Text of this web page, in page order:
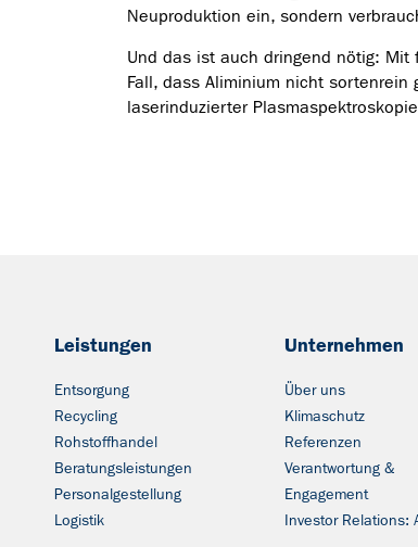
Neuproduktion ein, sondern
Und das ist auch dringend nötig:
Fall, dass Aliminium nicht
laserinduzierter
Leistungen
Entsorgung
Recycling
Rohstoffhandel
Beratungsleistungen
Personalgestellung
Logistik
Unternehmen
Über uns
Klimaschutz
Referenzen
Verantwortung &
Engagement
Investor Relations: